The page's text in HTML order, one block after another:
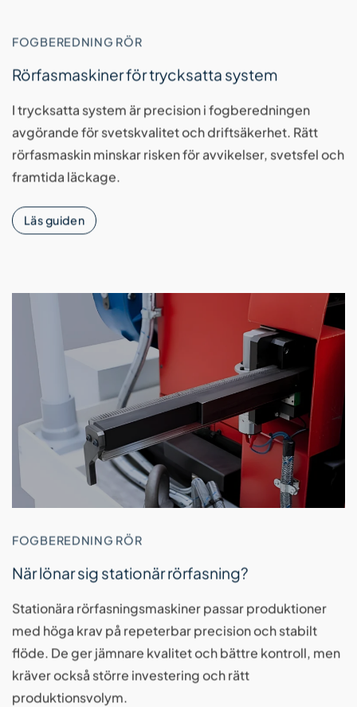
FOGBEREDNING RÖR
Rörfasmaskiner för trycksatta system
I trycksatta system är precision i fogberedningen
avgörande för svetskvalitet och driftsäkerhet. Rätt
rörfasmaskin minskar risken för avvikelser, svetsfel och
framtida läckage.
Läs guiden
FOGBEREDNING RÖR
När lönar sig stationär rörfasning?
Stationära rörfasningsmaskiner passar produktioner
med höga krav på repeterbar precision och stabilt
flöde. De ger jämnare kvalitet och bättre kontroll, men
kräver också större investering och rätt
produktionsvolym.